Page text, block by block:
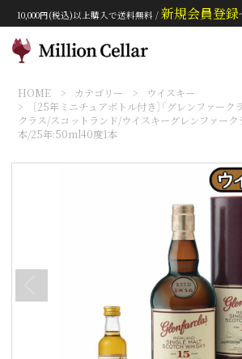
10,000円(税込)以上購入で送料無料 / 新規会員登録
HOME カテゴリー
ウイスキー
［25年ミニチュアボトル付き］「グレンファーク
クラス/スコットランド/ウイスキーグレンファー
本/25年:50ml40度1本